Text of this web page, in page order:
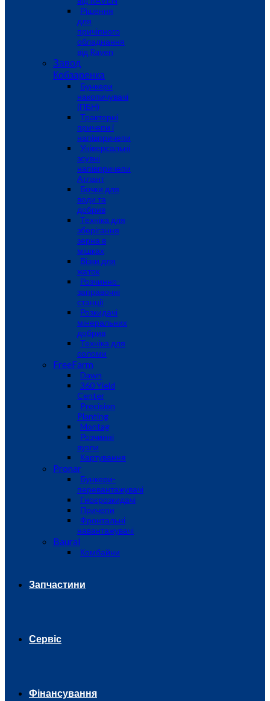
Рішення
для
причіпного
обладнання
від Raven
Завод
Кобзаренка
Бункери
накопичувачі
(ПБН)
Тракторні
причепи i
напiвпричепи
Універсальні
зсувні
напівпричепи
Атлант
Бочки для
води та
добрив
Техніка для
зберігання
зерна в
мішках
Візки для
жаток
Розчинно-
заправочні
станції
Розкидачі
мінеральних
добрив
Техніка для
соломи
FreeFarm
Dawn
360 Yield
Center
Precision
Planting
Montag
Розчинні
вузли
Картування
Pronar
Бункери-
перевантажувачі
Гноєрозкидачі
Причепи
Фронтальні
навантажувачі
Baural
Комбайни
Запчастини
Сервіс
Фінансування